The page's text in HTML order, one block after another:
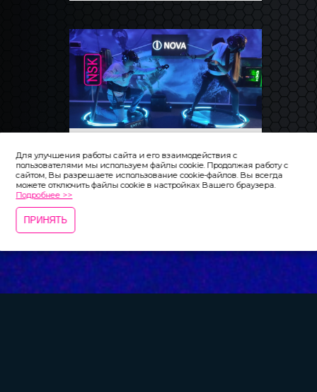
iNOVA Новосибирск
Для улучшения работы сайта и его взаимодействия с
пользователями мы используем файлы cookie. Продолжая работу с
сайтом, Вы разрешаете использование cookie-файлов. Вы всегда
можете отключить файлы cookie в настройках Вашего браузера.
Подробнее >>
ПРИНЯТЬ